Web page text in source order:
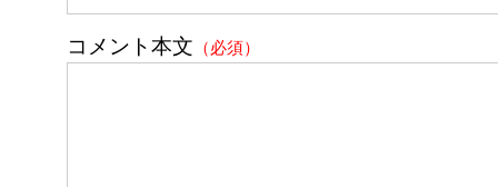
コメント本文 （必須）